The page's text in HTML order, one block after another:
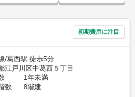
初期費用に注目
/葛西駅 徒歩5分
江戸川区中葛西５丁目
1年未満
数
8階建